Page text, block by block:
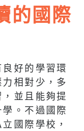
的國際
好的學習環
相對少，多
並且能夠提
。不過國際
國際學校，